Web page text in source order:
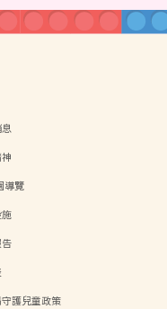
導覽
護兒童政策